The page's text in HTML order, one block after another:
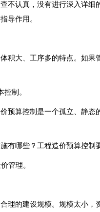
不认真，没有进行深入详
导作用。
积大、工序多的特点。如
制。
预算控制是一个孤立、静
有哪些？工程造价预算控制
管理。
理的建设规模。规模太小